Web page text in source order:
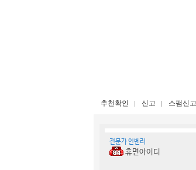
추천확인 신고 스팸신고
전문가 인벤러
휴면아이디